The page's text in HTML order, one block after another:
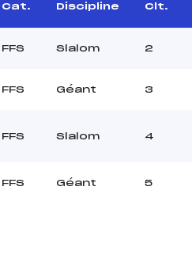
Cat. Discipline Clt.
FFS Slalom 2
FFS Géant 3
FFS Slalom 4
FFS Géant 5